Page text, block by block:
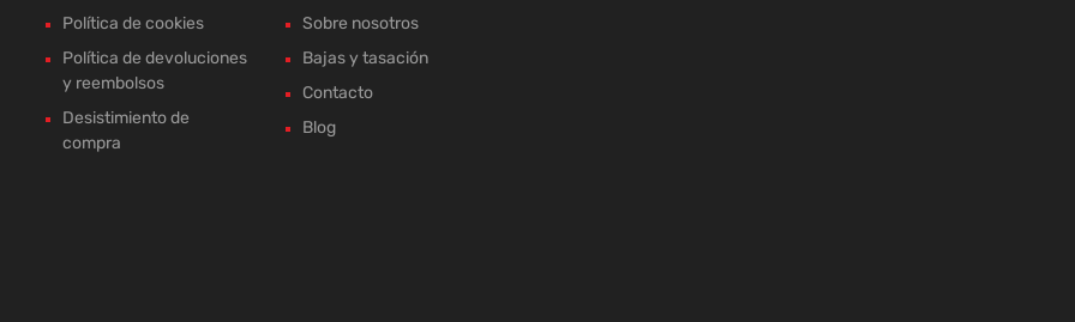
Política de cookies
Política de devoluciones
y reembolsos
Desistimiento de
compra
Sobre nosotros
Bajas y tasación
Contacto
Blog